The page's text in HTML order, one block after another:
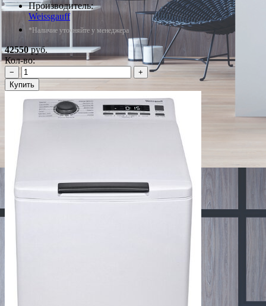
Производитель:
Weissgauff
*Наличие уточняйте у менеджера
42550руб.
Кол-во:
−
+
Купить